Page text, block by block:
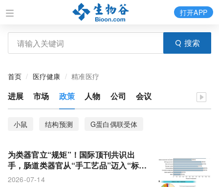
搜索
打开APP
首页 医疗健康 精准医疗
进展 市场 政策 人物 公司 会议
小鼠 结构预测
G蛋白偶联受体
脑部刺激
纳米圆盘 癌症
EV-SELEX
核酸适配体
临床试验
为类器官立“规矩”！国际顶刊共识出
手，肠道类器官从“手工艺品”迈入“标准
化工业化”时代
2026-07-14